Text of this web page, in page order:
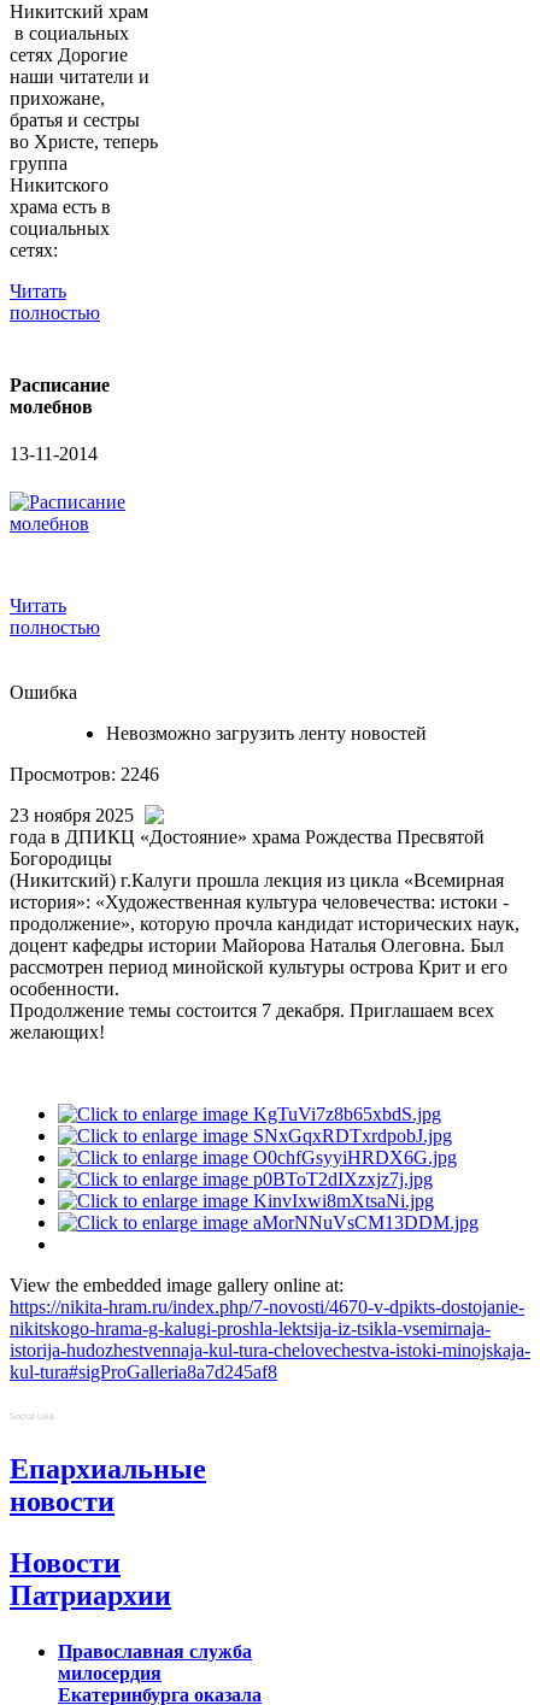
Никитский храм
в социальных
сетях Дорогие
наши читатели и
прихожане,
братья и сестры
во Христе, теперь
группа
Никитского
храма есть в
социальных
сетях:
Читать
полностью
Расписание
молебнов
13-11-2014
Читать
полностью
Ошибка
Невозможно загрузить ленту новостей
Просмотров: 2246
23 ноября 2025
года в ДПИКЦ «Достояние» храма Рождества Пресвятой
Богородицы
(Никитский) г.Калуги прошла лекция из цикла «Всемирная
история»: «Художественная культура человечества: истоки -
продолжение», которую прочла кандидат исторических наук,
доцент кафедры истории Майорова Наталья Олеговна. Был
рассмотрен период минойской культуры острова Крит и его
особенности.
Продолжение темы состоится 7 декабря. Приглашаем всех
желающих!
View the embedded image gallery online at:
https://nikita-hram.ru/index.php/7-novosti/4670-v-dpikts-dostojanie-
nikitskogo-hrama-g-kalugi-proshla-lektsija-iz-tsikla-vsemirnaja-
istorija-hudozhestvennaja-kul-tura-chelovechestva-istoki-minojskaja-
kul-tura#sigProGalleria8a7d245af8
Social Like
Епархиальные
новости
Новости
Патриархии
Православная служба
милосердия
Екатеринбурга оказала